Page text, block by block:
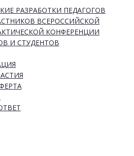
РАЗРАБОТКИ ПЕДАГОГОВ
ВСЕРОССИЙСКОЙ
КОНФЕРЕНЦИИ
И СТУДЕНТОВ